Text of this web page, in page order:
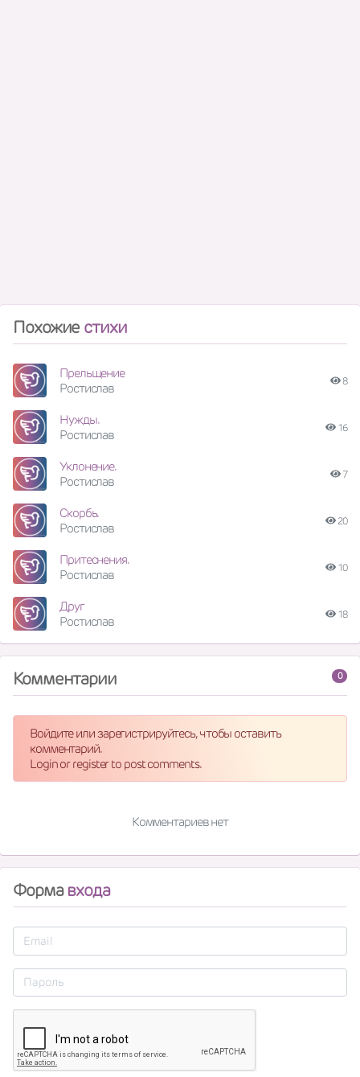
Похожие стихи
Прельщение
Ростислав
8
Нужды.
Ростислав
16
Уклонение.
Ростислав
7
Скорбь.
Ростислав
20
Притеснения.
Ростислав
10
Друг
Ростислав
18
0
Комментарии
Войдите или зарегистрируйтесь, чтобы оставить
комментарий.
Login or register to post comments.
Комментариев нет
Формавхода